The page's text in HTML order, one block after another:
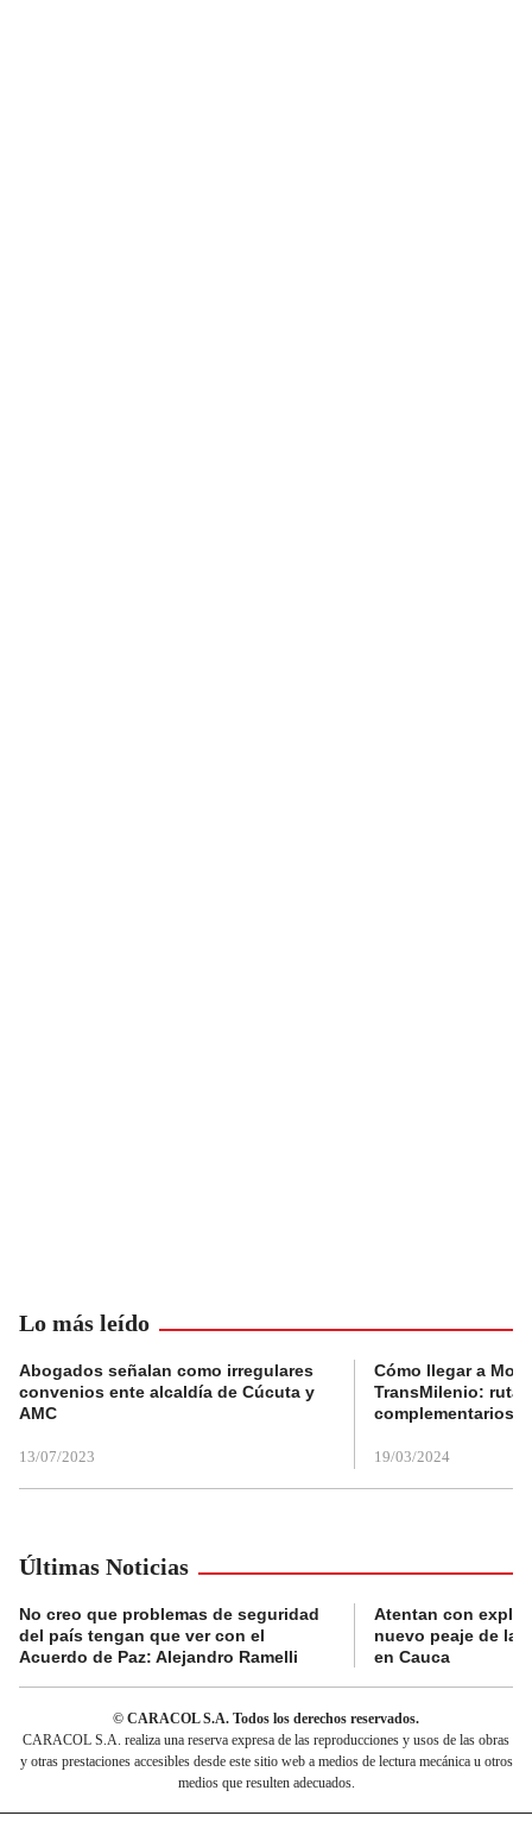
Lo más leído
Abogados señalan como irregulares
convenios ente alcaldía de Cúcuta y
AMC
13/07/2023
Cómo llegar a
TransMilenio:
complementarios
19/03/2024
Últimas Noticias
No creo que problemas de seguridad
del país tengan que ver con el
Acuerdo de Paz: Alejandro Ramelli
Atentan con
nuevo peaje de la
en Cauca
© CARACOL S.A. Todos los derechos reservados.
CARACOL S.A. realiza una reserva expresa de las reproducciones y usos de las obras
y otras prestaciones accesibles desde este sitio web a medios de lectura mecánica u otros
medios que resulten adecuados.